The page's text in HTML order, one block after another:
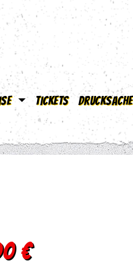
Tickets
Preis:
€